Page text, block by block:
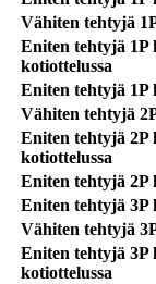
Vähiten tehtyjä
Eniten tehtyjä 1P
kotiottelussa
Eniten tehtyjä 1P
Vähiten tehtyjä
Eniten tehtyjä 2P
kotiottelussa
Eniten tehtyjä 2P
Eniten tehtyjä 3P
Vähiten tehtyjä
Eniten tehtyjä 3P
kotiottelussa